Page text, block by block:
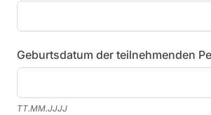
Geburtsdatum der teilnehmenden
TT.MM.JJJJ